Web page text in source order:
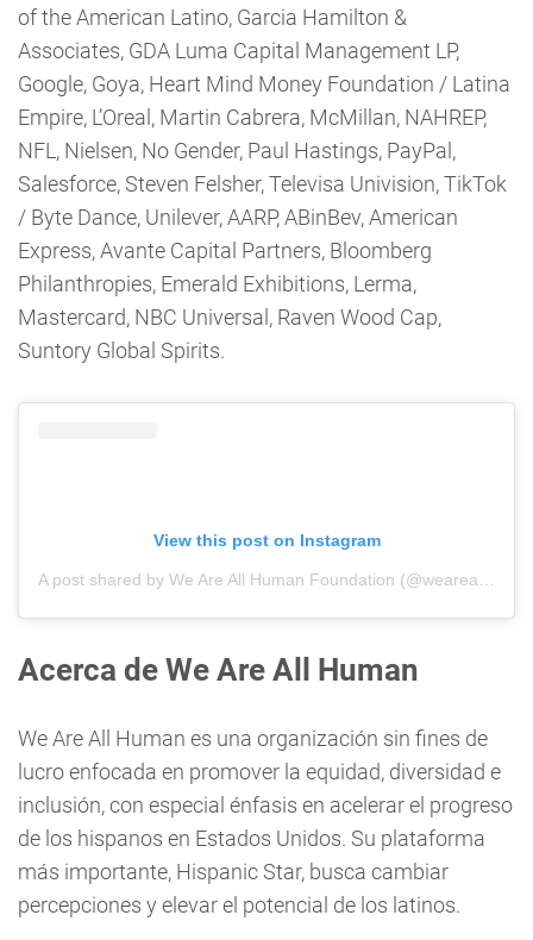
of the American Latino, Garcia Hamilton &
Associates, GDA Luma Capital Management LP,
Google, Goya, Heart Mind Money Foundation / Latina
Empire, L’Oreal, Martin Cabrera, McMillan, NAHREP,
NFL, Nielsen, No Gender, Paul Hastings, PayPal,
Salesforce, Steven Felsher, Televisa Univision, TikTok
/ Byte Dance, Unilever, AARP, ABinBev, American
Express, Avante Capital Partners, Bloomberg
Philanthropies, Emerald Exhibitions, Lerma,
Mastercard, NBC Universal, Raven Wood Cap,
Suntory Global Spirits.
View this post on Instagram
Acerca de We Are All Human
We Are All Human es una organización sin fines de
lucro enfocada en promover la equidad, diversidad e
inclusión, con especial énfasis en acelerar el progreso
de los hispanos en Estados Unidos. Su plataforma
más importante, Hispanic Star, busca cambiar
percepciones y elevar el potencial de los latinos.